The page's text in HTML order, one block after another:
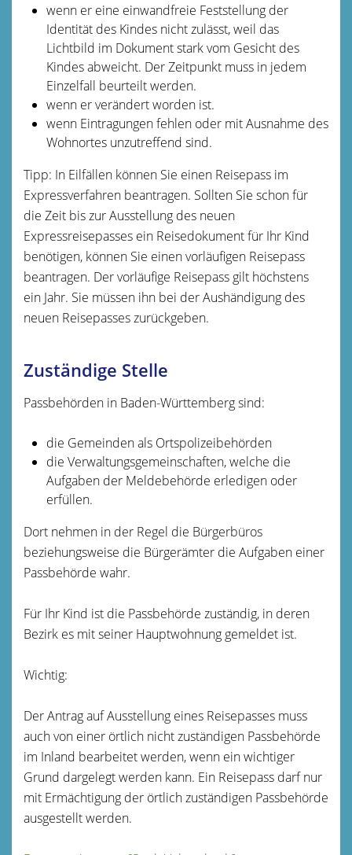
wenn er eine einwandfreie Feststellung der
Identität des Kindes nicht zulässt, weil das
Lichtbild im Dokument stark vom Gesicht des
Kindes abweicht. Der Zeitpunkt muss in jedem
Einzelfall beurteilt werden.
wenn er verändert worden ist.
wenn Eintragungen fehlen oder mit Ausnahme des
Wohnortes unzutreffend sind.
Tipp: In Eilfällen können Sie einen Reisepass im
Expressverfahren beantragen. Sollten Sie schon für
die Zeit bis zur Ausstellung des neuen
Expressreisepasses ein Reisedokument für Ihr Kind
benötigen, können Sie einen vorläufigen Reisepass
beantragen. Der vorläufige Reisepass gilt höchstens
ein Jahr. Sie müssen ihn bei der Aushändigung des
neuen Reisepasses zurückgeben.
Zuständige Stelle
Passbehörden in Baden-Württemberg sind:
die Gemeinden als Ortspolizeibehörden
die Verwaltungsgemeinschaften,welche die
Aufgaben der Meldebehörde erledigen oder
erfüllen.
Dort nehmen in der Regel die Bürgerbüros
beziehungsweise die Bürgerämter die Aufgaben einer
Passbehörde wahr.
Für Ihr Kind ist die Passbehörde zuständig, in deren
Bezirk es mit seiner Hauptwohnung gemeldet ist.
Wichtig:
Der Antrag auf Ausstellung eines Reisepasses muss
auch von einer örtlich nicht zuständigen Passbehörde
im Inland bearbeitet werden, wenn ein wichtiger
Grund dargelegt werden kann. Ein Reisepass darf nur
mit Ermächtigung der örtlich zuständigen Passbehörde
ausgestellt werden.